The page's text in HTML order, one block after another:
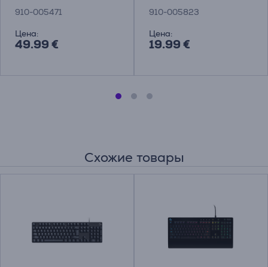
910-005471
Цена:
49.99 €
910-005823
Цена:
19.99 €
Схожие товары